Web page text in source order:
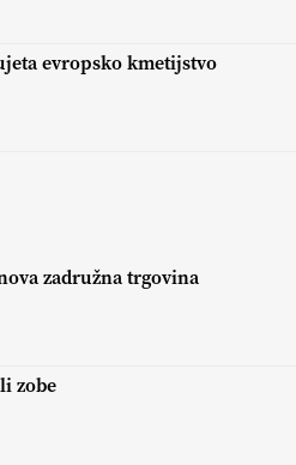
evropsko kmetijstvo
zadružna trgovina
zobe